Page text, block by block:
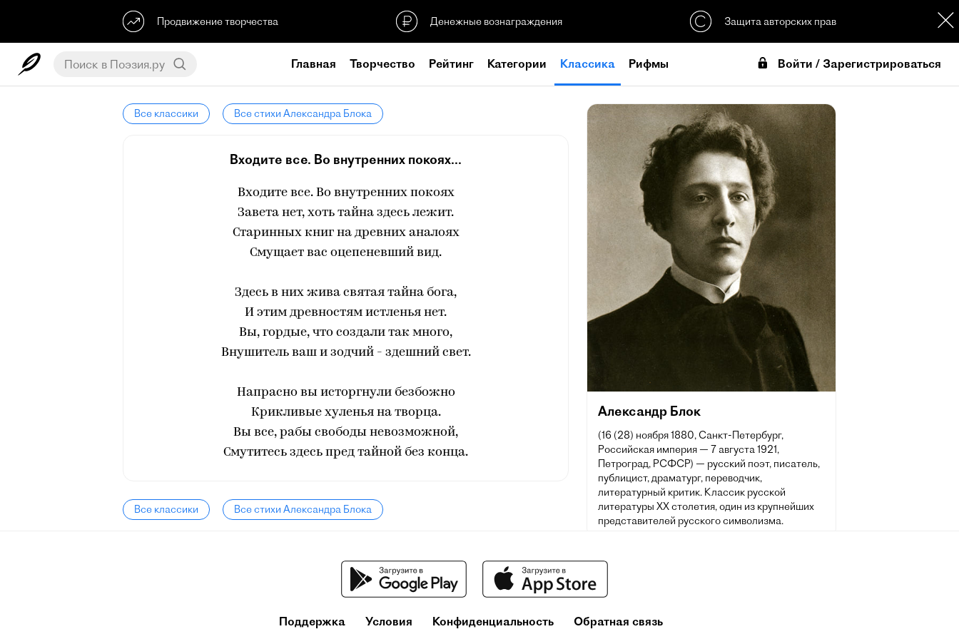
Продвижение творчества Денежные вознаграждения Защита авторских прав
Главная Творчество Рейтинг Категории Классика Рифмы Войти / Зарегистрироваться
Все классики Все стихи Александра Блока
Входите все. Во внутренних покоях...
Входите все. Во внутренних покоях
Завета нет, хоть тайна здесь лежит.
Старинных книг на древних аналоях
Смущает вас оцепеневший вид.
Здесь в них жива святая тайна бога,
И этим древностям истленья нет.
Вы, гордые, что создали так много,
Внушитель ваш и зодчий - здешний свет.
Напрасно вы исторгнули безбожно
Крикливые хуленья на творца.
Вы все, рабы свободы невозможной,
Смутитесь здесь пред тайной без конца.
Все классики Все стихи Александра Блока
Александр Блок
(16 (28) ноября 1880, Санкт-Петербург,
Российская империя — 7 августа 1921,
Петроград, РСФСР) — русский поэт, писатель,
публицист, драматург, переводчик,
литературный критик. Классик русской
литературы XX столетия, один из крупнейших
представителей русского символизма.
Поддержка Условия Конфиденциальность Обратная связь